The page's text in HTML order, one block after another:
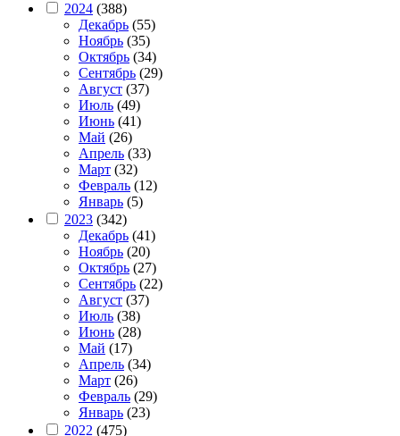
2024 (388)
Декабрь (55)
Ноябрь (35)
Октябрь (34)
Сентябрь (29)
Август (37)
Июль (49)
Июнь (41)
Май (26)
Апрель (33)
Март (32)
Февраль (12)
Январь (5)
2023 (342)
Декабрь (41)
Ноябрь (20)
Октябрь (27)
Сентябрь (22)
Август (37)
Июль (38)
Июнь (28)
Май (17)
Апрель (34)
Март (26)
Февраль (29)
Январь (23)
2022 (475)